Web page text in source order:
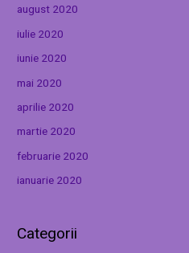
august 2020
iulie 2020
iunie 2020
mai 2020
aprilie 2020
martie 2020
februarie 2020
ianuarie 2020
Categorii